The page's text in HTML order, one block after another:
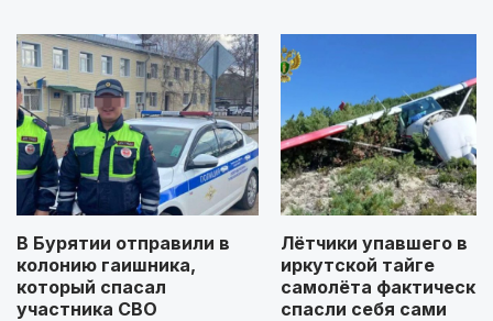
В Бурятии отправили в
колонию гаишника,
который спасал
участника СВО
Лётчики упавшего в
иркутской тайге
самолёта фактически
спасли себя сами